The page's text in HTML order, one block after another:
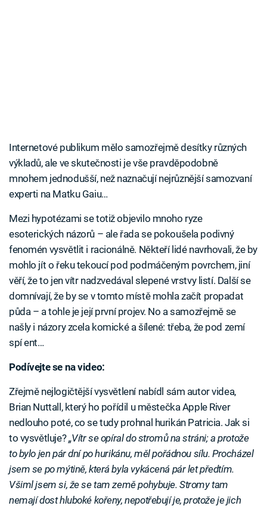
Internetové publikum mělo samozřejmě desítky různých
výkladů, ale ve skutečnosti je vše pravděpodobně
mnohem jednodušší, než naznačují nejrůznější samozvaní
experti na Matku Gaiu…
Mezi hypotézami se totiž objevilo mnoho ryze
esoterických názorů – ale řada se pokoušela podivný
fenomén vysvětlit i racionálně. Někteří lidé navrhovali, že by
mohlo jít o řeku tekoucí pod podmáčeným povrchem, jiní
věří, že to jen vítr nadzvedával slepené vrstvy listí. Další se
domnívají, že by se v tomto místě mohla začít propadat
půda – a tohle je její první projev. No a samozřejmě se
našly i názory zcela komické a šílené: třeba, že pod zemí
spí ent…
Podívejte se na video:
Zřejmě nejlogičtější vysvětlení nabídl sám autor videa,
Brian Nuttall, který ho pořídil u městečka Apple River
nedlouho poté, co se tudy prohnal hurikán Patricia. Jak si
to vysvětluje?„Vítr se opíral do stromů na stráni; a protože
to bylo jen pár dní po hurikánu, měl pořádnou sílu. Procházel
jsem se po mýtině, která byla vykácená pár let předtím.
Všiml jsem si, že se tam země pohybuje. Stromy tam
nemají dost hluboké kořeny, nepotřebují je, protože je jich